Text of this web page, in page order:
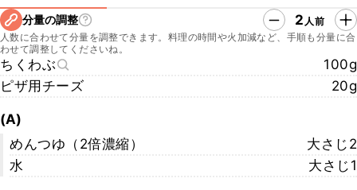
分量の調整 2 人前
人数に合わせて分量を調整できます。料理の時間や火加減など、手順も分量に合
わせて調整してくださいね。
ちくわぶ
100g
ピザ用チーズ
20g
(A)
めんつゆ（2倍濃縮）
大さじ2
水
大さじ1